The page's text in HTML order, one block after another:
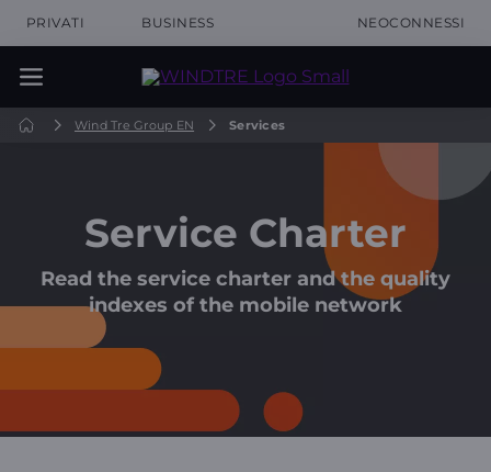
PRIVATI BUSINESS NEOCONNESSI
Wind Tre Group EN Services
Service Charter
Read the service charter and the quality
indexes of the mobile network